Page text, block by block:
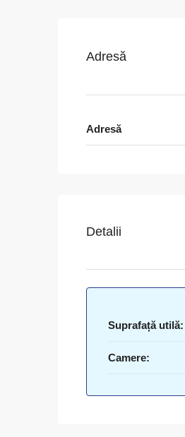
Adresă
Adresă
Detalii
Suprafață utilă:
Camere: